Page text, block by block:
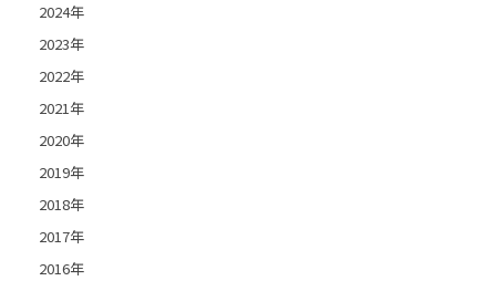
2024年
2023年
2022年
2021年
2020年
2019年
2018年
2017年
2016年